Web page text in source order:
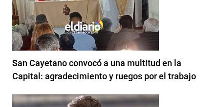
San Cayetano convocó a una multitud en la
Capital: agradecimiento y ruegos por el trabajo